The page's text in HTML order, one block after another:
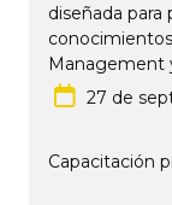
diseñada para
Management
27 de
Capacitación